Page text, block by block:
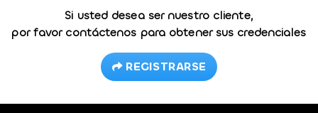
Si usted desea ser nuestro cliente,
por favor contáctenos para obtener sus credenciales
REGISTRARSE